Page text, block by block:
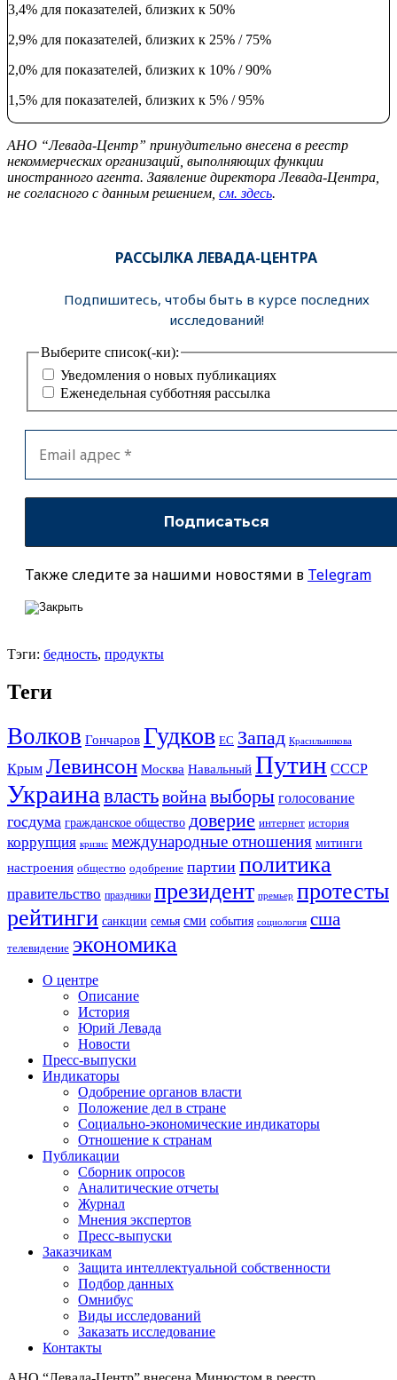
3,4% для показателей, близких к 50%
2,9% для показателей, близких к 25% / 75%
2,0% для показателей, близких к 10% / 90%
1,5% для показателей, близких к 5% / 95%
АНО “Левада-Центр” принудительно внесена в реестр
некоммерческих организаций, выполняющих функции
иностранного агента. Заявление директора Левада-Центра,
не согласного с данным решением, см. здесь.
РАССЫЛКА ЛЕВАДА-ЦЕНТРА
Подпишитесь, чтобы быть в курсе последних
исследований!
Выберите список(-ки):
Уведомления о новых публикациях
Еженедельная субботняя рассылка
Также следите за нашими новостями в Telegram
Тэги: бедность, продукты
Теги
Волков Гончаров Гудков ЕС Запад Красильникова
Крым Левинсон Москва Навальный Путин СССР
Украина властьвойна выборы голосование
госдума гражданское общество доверие интернет история
коррупция кризис международные отношения митинги
настроения общество одобрение партии политика
правительство праздники президент премьер протесты
рейтинги санкции семья сми события социология сша
телевидение экономика
О центре
Описание
История
Юрий Левада
Новости
Пресс-выпуски
Индикаторы
Одобрение органов власти
Положение дел в стране
Социально-экономические индикаторы
Отношение к странам
Публикации
Сборник опросов
Аналитические отчеты
Журнал
Мнения экспертов
Пресс-выпуски
Заказчикам
Защита интеллектуальной собственности
Подбор данных
Омнибус
Виды исследований
Заказать исследование
Контакты